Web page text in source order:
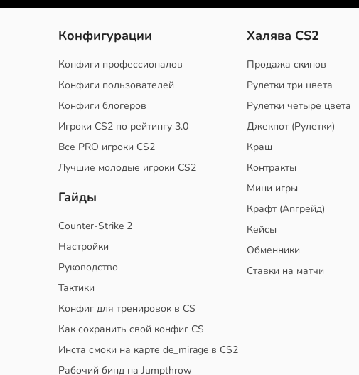
Конфигурации
Конфиги профессионалов
Конфиги пользователей
Конфиги блогеров
Игроки CS2 по рейтингу 3.0
Все PRO игроки CS2
Лучшие молодые игроки CS2
Гайды
Counter-Strike 2
Настройки
Руководство
Тактики
Конфиг для тренировок в CS
Как сохранить свой конфиг CS
Инста смоки на карте de_mirage в CS2
Рабочий бинд на Jumpthrow
Халява CS2
Продажа скинов
Рулетки три цвета
Рулетки четыре цвета
Джекпот (Рулетки)
Краш
Контракты
Мини игры
Крафт (Апгрейд)
Кейсы
Обменники
Ставки на матчи